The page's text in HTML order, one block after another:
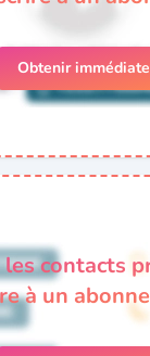
Obtenir
contacts
à un